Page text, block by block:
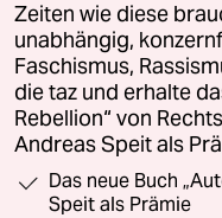
Zeiten wie diese
unabhängig,
Faschismus,
die taz und erhalte
Rebellion“ von
Andreas Speit als
Das neue Buch
Speit als Prämie